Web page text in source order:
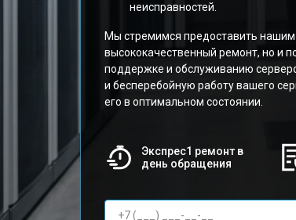
неисправностей.
Мы стремимся предоставить нашим
высококачественный ремонт, но и
поддержке и обслуживанию
и бесперебойную работу вашего
его в оптимальном состоянии.
Экспрес1 ремонт в
день обращения